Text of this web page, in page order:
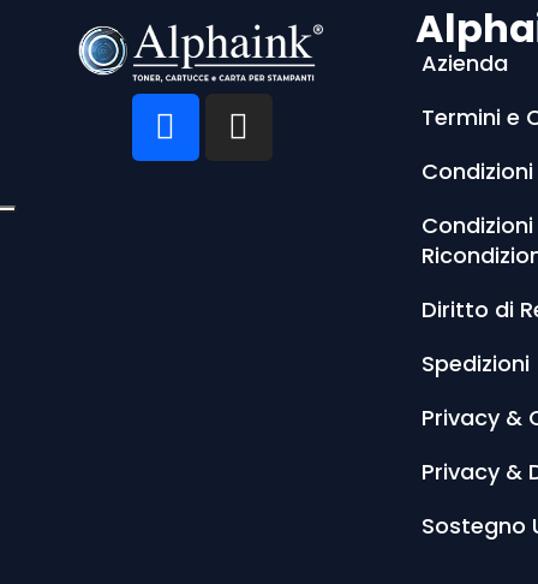
Azienda
Termini e
Diritto di
Spedizioni
Privacy &
Privacy &
Sostegno